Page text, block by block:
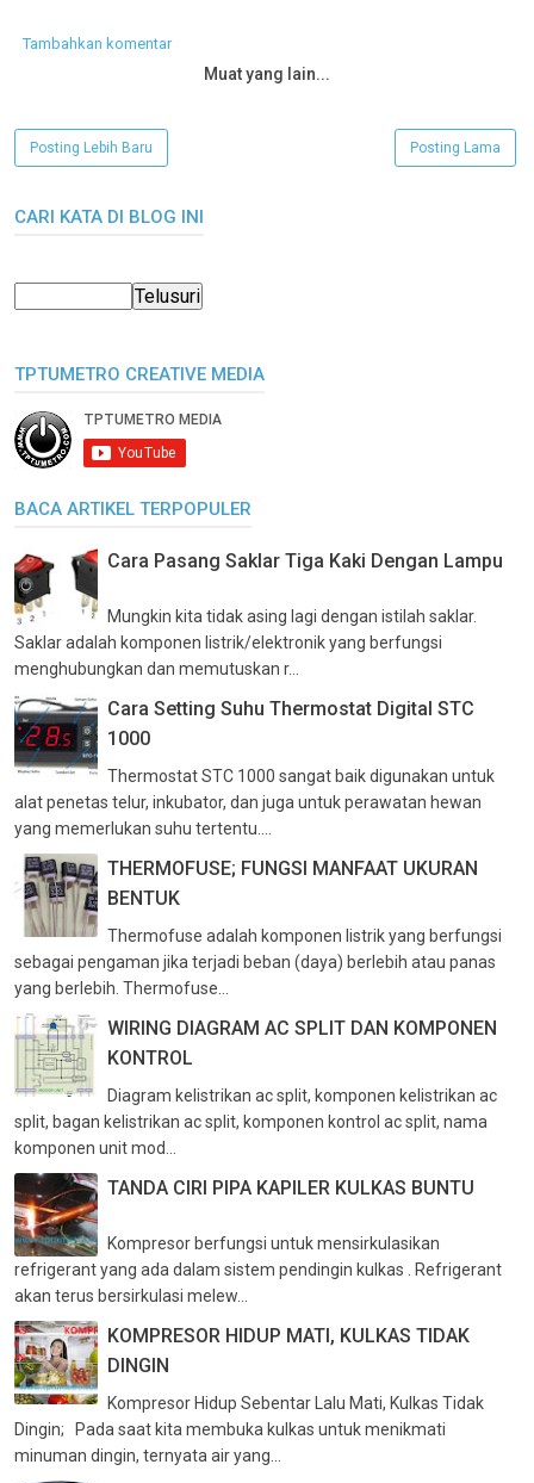
Tambahkan komentar
Muat yang lain...
Posting Lebih Baru Posting Lama
CARI KATA DI BLOG INI
TPTUMETRO CREATIVE MEDIA
BACA ARTIKEL TERPOPULER
Cara Pasang Saklar Tiga Kaki Dengan Lampu
Mungkin kita tidak asing lagi dengan istilah saklar.
Saklar adalah komponen listrik/elektronik yang berfungsi
menghubungkan dan memutuskan r...
Cara Setting Suhu Thermostat Digital STC
1000
Thermostat STC 1000 sangat baik digunakan untuk
alat penetas telur, inkubator, dan juga untuk perawatan hewan
yang memerlukan suhu tertentu....
THERMOFUSE; FUNGSI MANFAAT UKURAN
BENTUK
Thermofuse adalah komponen listrik yang berfungsi
sebagai pengaman jika terjadi beban (daya) berlebih atau panas
yang berlebih. Thermofuse...
WIRING DIAGRAM AC SPLIT DAN KOMPONEN
KONTROL
Diagram kelistrikan ac split, komponen kelistrikan ac
split, bagan kelistrikan ac split, komponen kontrol ac split, nama
komponen unit mod...
TANDA CIRI PIPA KAPILER KULKAS BUNTU
Kompresor berfungsi untuk mensirkulasikan
refrigerant yang ada dalam sistem pendingin kulkas . Refrigerant
akan terus bersirkulasi melew...
KOMPRESOR HIDUP MATI, KULKAS TIDAK
DINGIN
Kompresor Hidup Sebentar Lalu Mati, Kulkas Tidak
Dingin; Pada saat kita membuka kulkas untuk menikmati
minuman dingin, ternyata air yang...